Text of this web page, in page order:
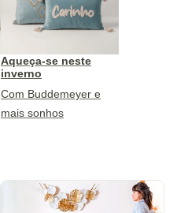
Aqueça-se neste
inverno
Com Buddemeyer e
mais sonhos